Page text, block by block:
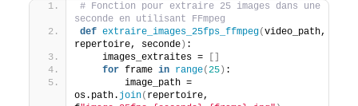
# Fonction pour extraire 25 images dans une
seconde en utilisant FFmpeg
def extraire_images_25fps_ffmpeg(video_path,
repertoire, seconde) :
    images_extraites =
for frame in range(25) :
        image_path =
os.path. join( repertoire,